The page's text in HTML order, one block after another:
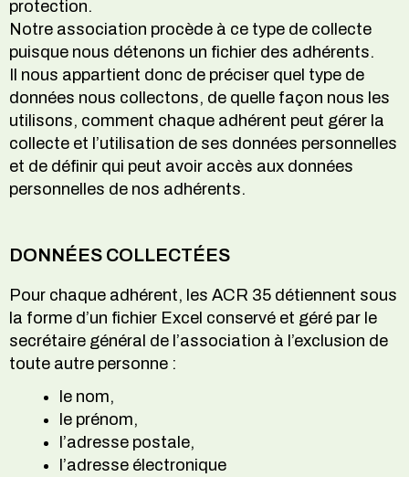
protection.
Notre association procède à ce type de collecte
puisque nous détenons un fichier des adhérents.
Il nous appartient donc de préciser quel type de
données nous collectons, de quelle façon nous les
utilisons, comment chaque adhérent peut gérer la
collecte et l’utilisation de ses données personnelles
et de définir qui peut avoir accès aux données
personnelles de nos adhérents.
DONNÉES COLLECTÉES
Pour chaque adhérent, les ACR 35 détiennent sous
la forme d’un fichier Excel conservé et géré par le
secrétaire général de l’association à l’exclusion de
toute autre personne :
le nom,
le prénom,
l’adresse postale,
l’adresse électronique